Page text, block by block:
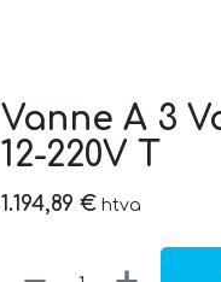
Vanne A 3
12-220V T
1.194,89 € htva